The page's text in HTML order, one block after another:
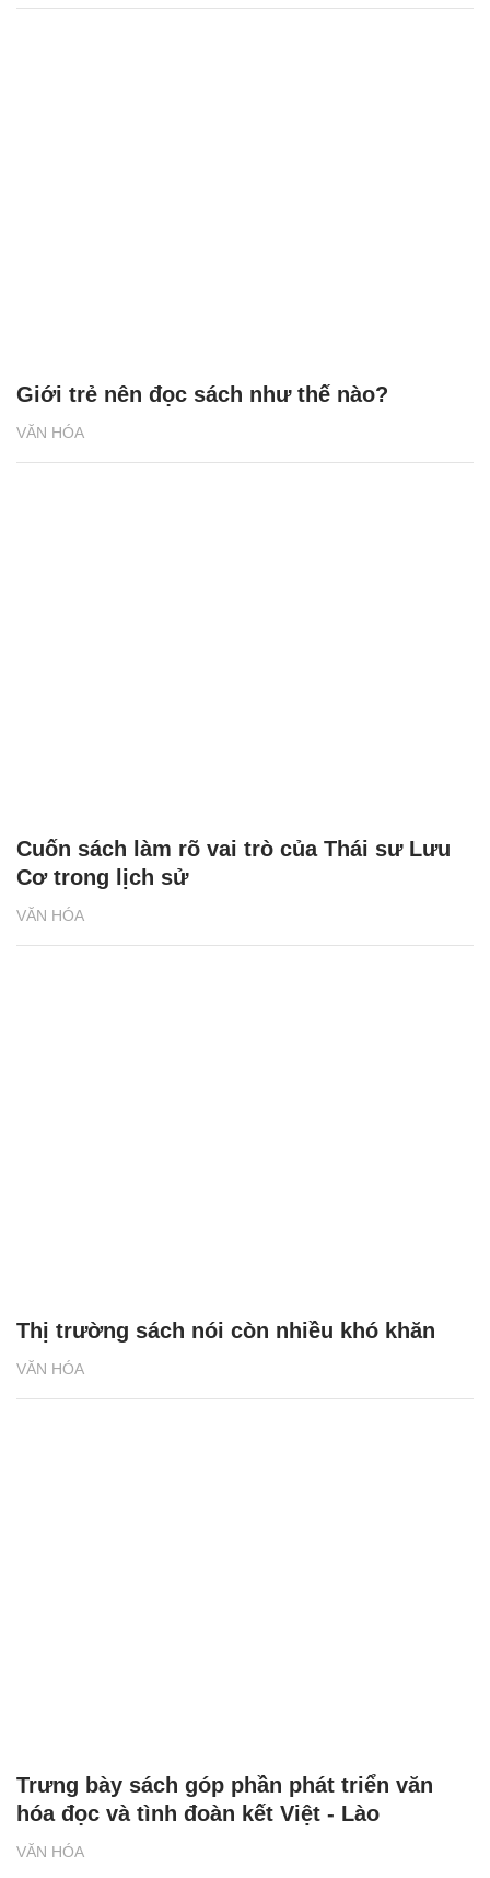
VĂN HÓA
Giới trẻ nên đọc sách như thế nào?
VĂN HÓA
Cuốn sách làm rõ vai trò của Thái sư Lưu
Cơ trong lịch sử
VĂN HÓA
Thị trường sách nói còn nhiều khó khăn
VĂN HÓA
Trưng bày sách góp phần phát triển văn
hóa đọc và tình đoàn kết Việt - Lào